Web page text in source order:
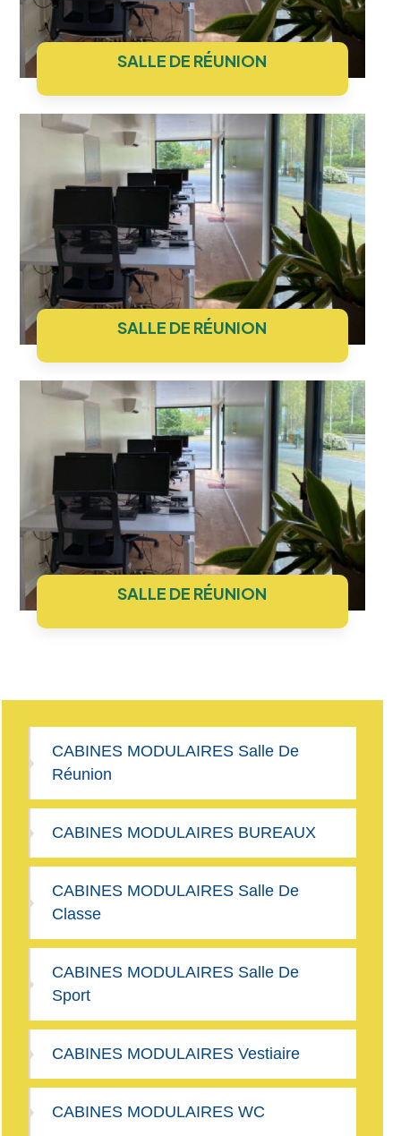
SALLE DE RÉUNION
SALLE DE RÉUNION
SALLE DE RÉUNION
CABINES MODULAIRES Salle De
Réunion
CABINES MODULAIRES BUREAUX
CABINES MODULAIRES Salle De
Classe
CABINES MODULAIRES Salle De
Sport
CABINES MODULAIRES Vestiaire
CABINES MODULAIRES WC